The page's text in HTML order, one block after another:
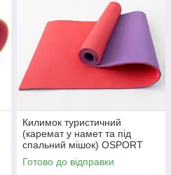
Килимок туристичний
(каремат у намет та під
спальний мішок) OSPORT
Tourist 10мм (FI-0082)
Червоно-фіолетовий
Готово до відправки